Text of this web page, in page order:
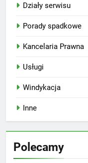
Działy serwisu
Porady spadkowe
Kancelaria Prawna
Usługi
Windykacja
Inne
Polecamy